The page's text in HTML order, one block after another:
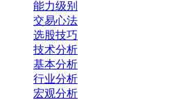
能力级别
交易心法
选股技巧
技术分析
基本分析
行业分析
宏观分析